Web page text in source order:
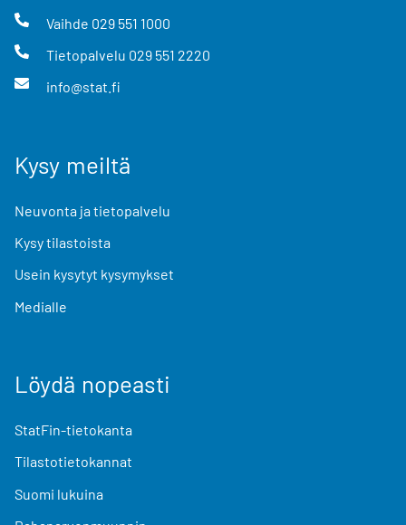
Vaihde 029 551 1000
Tietopalvelu 029 551 2220
info@stat.fi
Kysy meiltä
Neuvonta ja tietopalvelu
Kysy tilastoista
Usein kysytyt kysymykset
Medialle
Löydä nopeasti
StatFin-tietokanta
Tilastotietokannat
Suomi lukuina